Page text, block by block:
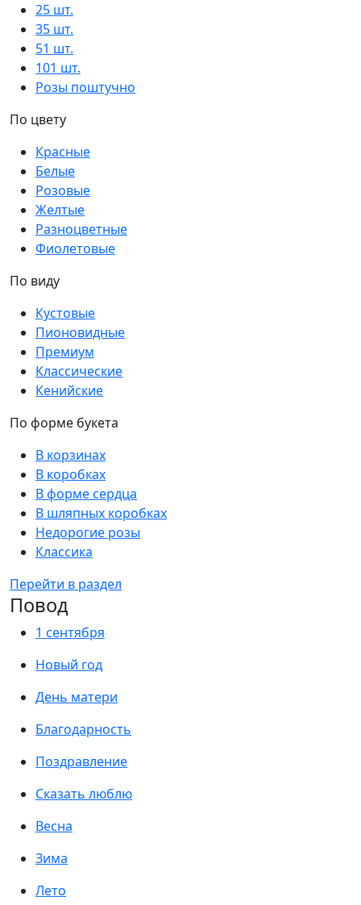
25 шт.
35 шт.
51 шт.
101 шт.
Розы поштучно
По цвету
Красные
Белые
Розовые
Желтые
Разноцветные
Фиолетовые
По виду
Кустовые
Пионовидные
Премиум
Классические
Кенийские
По форме букета
В корзинах
В коробках
В форме сердца
В шляпных коробках
Недорогие розы
Классика
Перейти в раздел
Повод
1 сентября
Новый год
День матери
Благодарность
Поздравление
Сказать люблю
Весна
Зима
Лето